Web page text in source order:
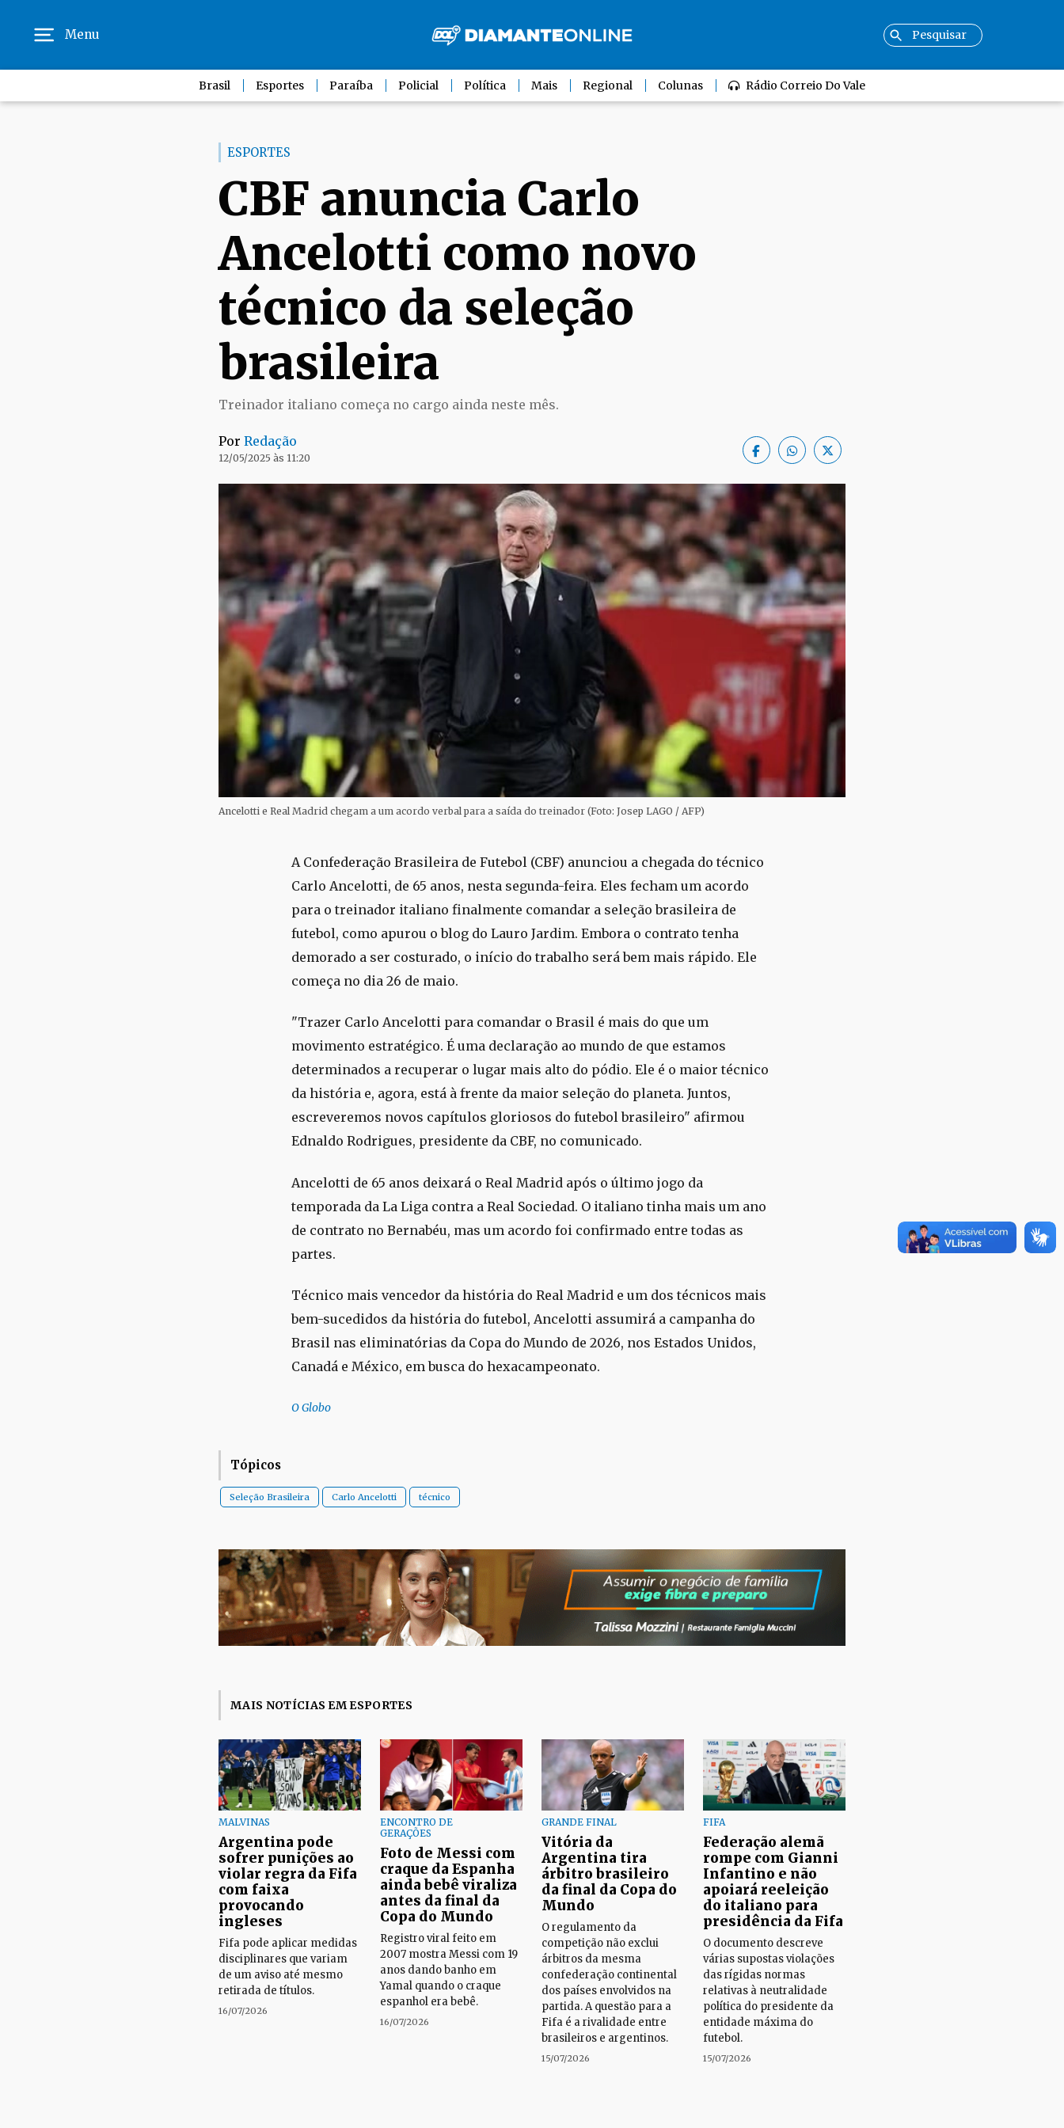
Menu
Brasil Esportes Paraíba Policial Política Mais Regional Colunas Rádio Correio Do Vale
ESPORTES
CBF anuncia Carlo
Ancelotti como novo
técnico da seleção
brasileira
Treinador italiano começa no cargo ainda neste mês.
Por Redação
12/05/2025 às 11:20
Ancelotti e Real Madrid chegam a um acordo verbal para a saída do treinador (Foto: Josep LAGO / AFP)
A Confederação Brasileira de Futebol (CBF) anunciou a chegada do técnico
Carlo Ancelotti, de 65 anos, nesta segunda-feira. Eles fecham um acordo
para o treinador italiano finalmente comandar a seleção brasileira de
futebol, como apurou o blog do Lauro Jardim. Embora o contrato tenha
demorado a ser costurado, o início do trabalho será bem mais rápido. Ele
começa no dia 26 de maio.
"Trazer Carlo Ancelotti para comandar o Brasil é mais do que um
movimento estratégico. É uma declaração ao mundo de que estamos
determinados a recuperar o lugar mais alto do pódio. Ele é o maior técnico
da história e, agora, está à frente da maior seleção do planeta. Juntos,
escreveremos novos capítulos gloriosos do futebol brasileiro" afirmou
Ednaldo Rodrigues, presidente da CBF, no comunicado.
Ancelotti de 65 anos deixará o Real Madrid após o último jogo da
temporada da La Liga contra a Real Sociedad. O italiano tinha mais um ano
de contrato no Bernabéu, mas um acordo foi confirmado entre todas as
partes.
Técnico mais vencedor da história do Real Madrid e um dos técnicos mais
bem-sucedidos da história do futebol, Ancelotti assumirá a campanha do
Brasil nas eliminatórias da Copa do Mundo de 2026, nos Estados Unidos,
Canadá e México, em busca do hexacampeonato.
O Globo
Tópicos
Seleção Brasileira Carlo Ancelotti técnico
MAIS NOTÍCIAS EM ESPORTES
MALVINAS
Argentina pode
sofrer punições ao
violar regra da Fifa
com faixa
provocando
ingleses
Fifa pode aplicar medidas
disciplinares que variam
de um aviso até mesmo
retirada de títulos.
16/07/2026
ENCONTRO DE
GERAÇÕES
Foto de Messi com
craque da Espanha
ainda bebê viraliza
antes da final da
Copa do Mundo
Registro viral feito em
2007 mostra Messi com 19
anos dando banho em
Yamal quando o craque
espanhol era bebê.
16/07/2026
GRANDE FINAL
Vitória da
Argentina tira
árbitro brasileiro
da final da Copa do
Mundo
O regulamento da
competição não exclui
árbitros da mesma
confederação continental
dos países envolvidos na
partida. A questão para a
Fifa é a rivalidade entre
brasileiros e argentinos.
15/07/2026
FIFA
Federação alemã
rompe com Gianni
Infantino e não
apoiará reeleição
do italiano para
presidência da Fifa
O documento descreve
várias supostas violações
das rígidas normas
relativas à neutralidade
política do presidente da
entidade máxima do
futebol.
15/07/2026